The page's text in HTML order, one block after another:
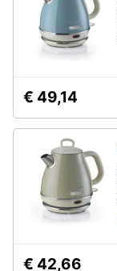
Elettrodomestici
Cucina
aria
Macchina
caffè
Minipimer
Estrattore
€ 49,14
€ 42,66